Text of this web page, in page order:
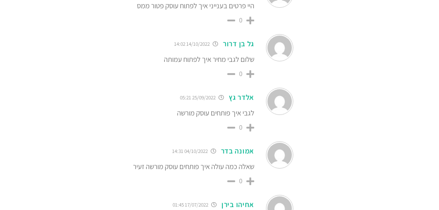
היי פרטים בענייני איך לפתוח עוסק פטור ממס
0
גל בן דרור
שלום לגבי מחיר איך לפתוח עמותה
0
אלדר גץ
לגבי איך פותחים עוסק מורשה
0
אמונה בדר 04/10/2022 14:31
שאלה כמה עולה איך פותחים עוסק מורשה זעיר
0
אחיהו בירן